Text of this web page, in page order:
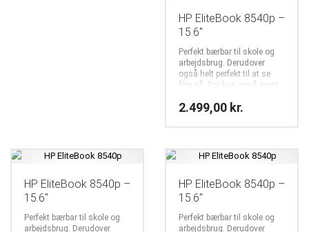
HP EliteBook 8540p –
15.6″
Perfekt bærbar til skole og
arbejdsbrug. Derudover
også helt perfekt til at se
film på. Der kan også nemt
facebook og komogvind.dk
2.499,00 kr.
HP EliteBook 8540p –
15.6″
Perfekt bærbar til skole og
arbejdsbrug. Derudover
HP EliteBook 8540p –
15.6″
Perfekt bærbar til skole og
arbejdsbrug. Derudover